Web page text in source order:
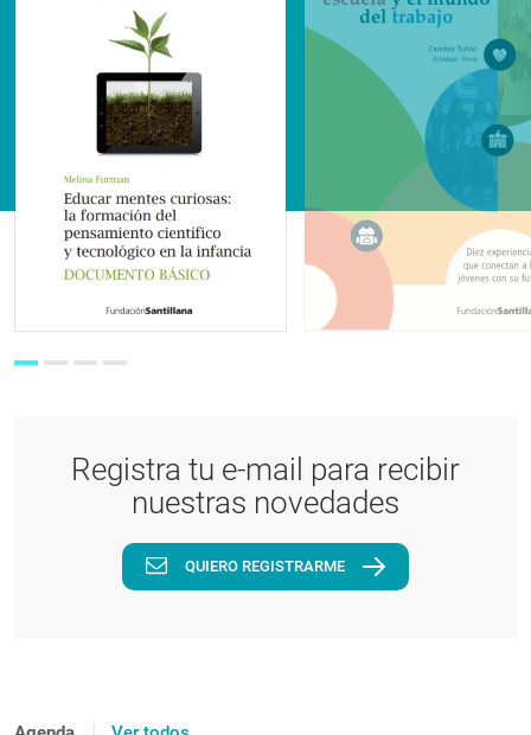
Registra tu e-mail para recibir
nuestras novedades
QUIERO REGISTRARME